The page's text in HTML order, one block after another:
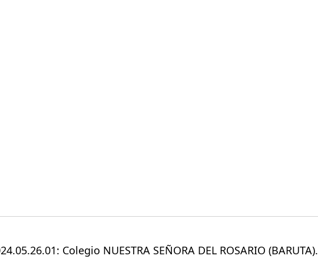
Colegio NUESTRA SEÑORA DEL ROSARIO (BARUTA).